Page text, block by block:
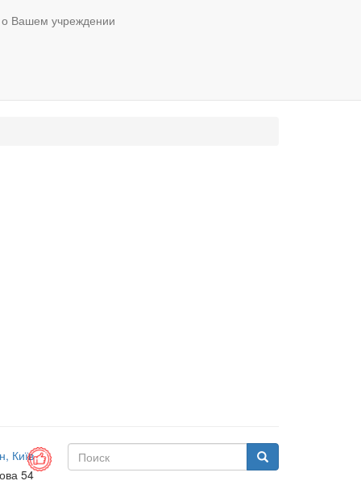
Вашем учреждении
Київ
54
Поиск Поиск